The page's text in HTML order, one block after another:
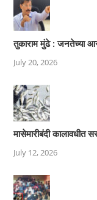
तुकाराम मुंढे : जनतेच्या
July 20, 2026
मासेमारीबंदी कालावधीत
July 12, 2026